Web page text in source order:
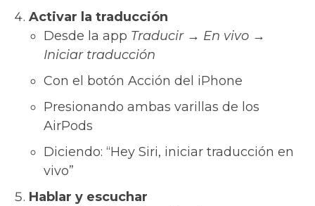
Activar la traducción
Desde la app Traducir → En vivo →
Iniciar traducción
Con el botón Acción del iPhone
Presionando ambas varillas de los
AirPods
Diciendo: “Hey Siri, iniciar traducción en
vivo”
Hablar y escuchar